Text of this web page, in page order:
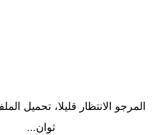
المرجو الانتظار قليلا، تحميل
ثوان...